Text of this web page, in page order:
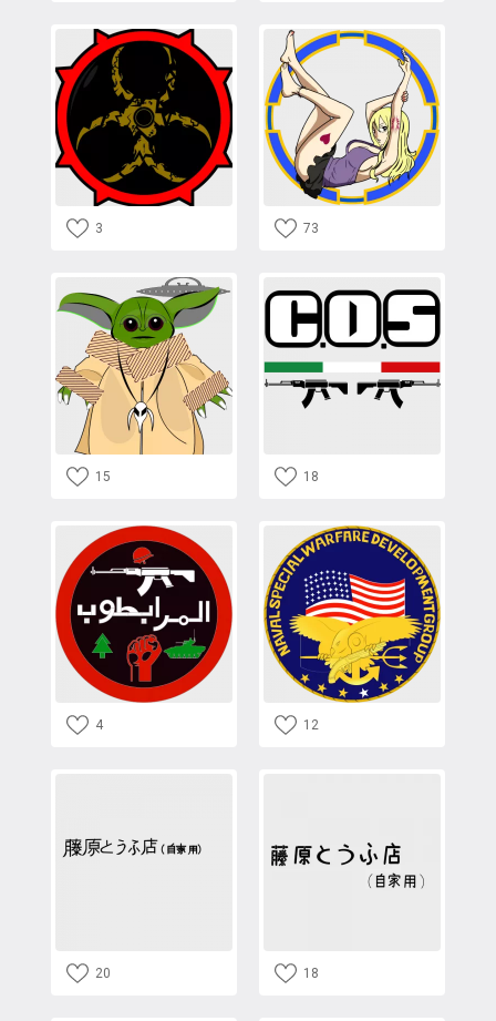
3 73
15 18
4 12
20 18